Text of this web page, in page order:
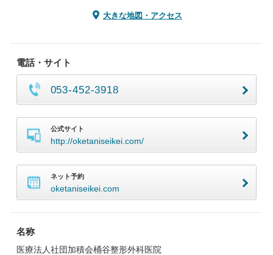
大きな地図・アクセス
電話・サイト
053-452-3918
公式サイト
http://oketaniseikei.com/
ネット予約
oketaniseikei.com
名称
医療法人社団加積会桶谷整形外科医院